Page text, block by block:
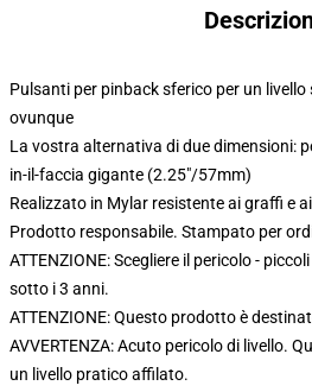
Pulsanti per pinback sferico per un livello
ovunque
La vostra alternativa di due dimensioni:
in-il-faccia gigante (2.25"/57mm)
Realizzato in Mylar resistente ai graffi e
Prodotto responsabile. Stampato per
ATTENZIONE: Scegliere il pericolo -
sotto i 3 anni.
ATTENZIONE: Questo prodotto è
AVVERTENZA: Acuto pericolo di livello.
un livello pratico affilato.